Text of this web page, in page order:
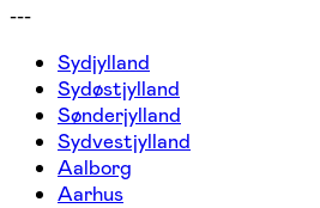
---
Sydjylland
Sydøstjylland
Sønderjylland
Sydvestjylland
Aalborg
Aarhus